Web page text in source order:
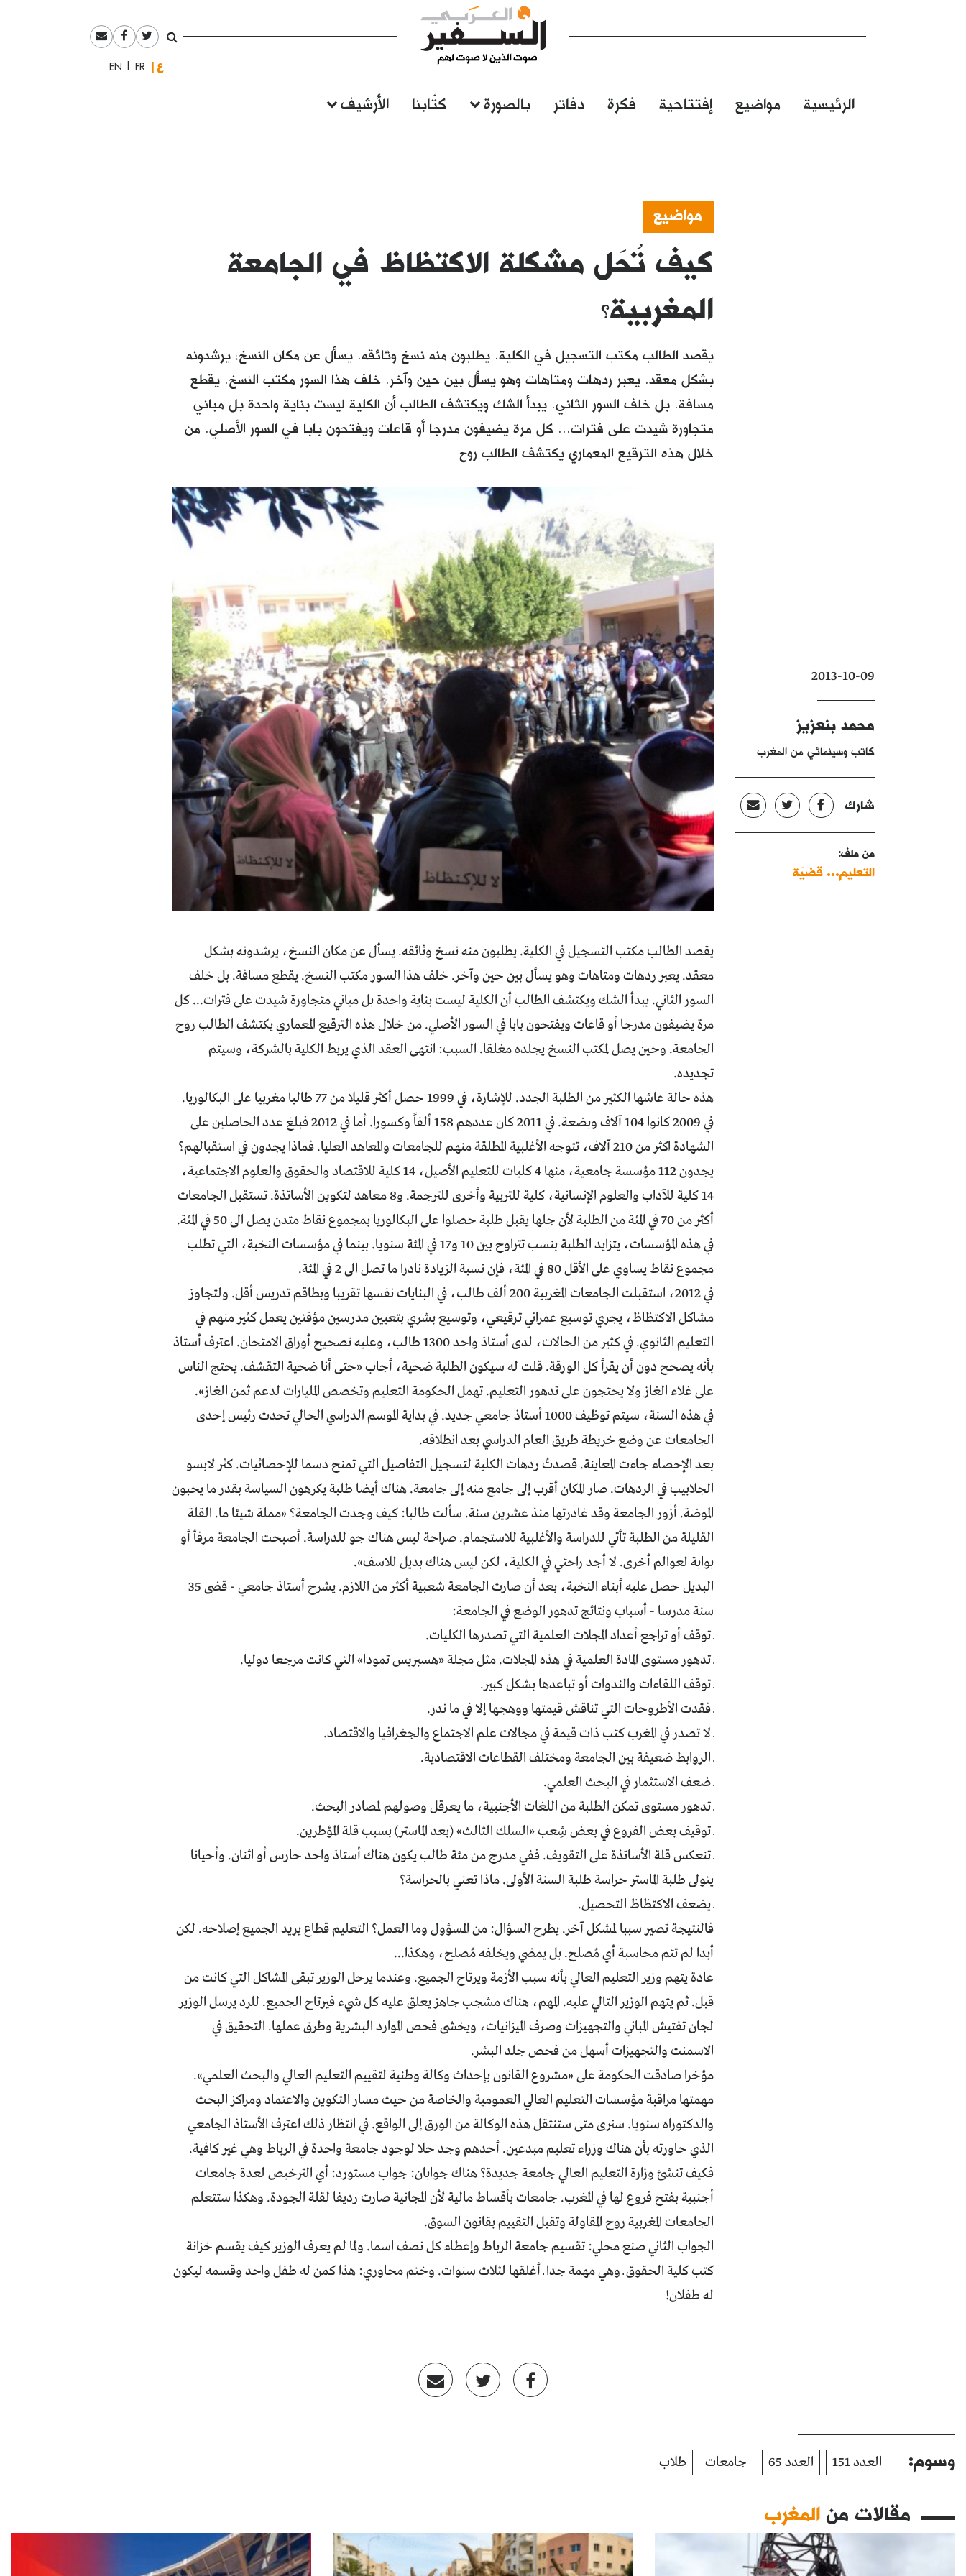
العربيةFrançais
English
الرئيسية مواضيع إفتتاحية فكرة دفاتر بالصورة كتّابنا الأرشيف
مواضيع
كيف تُحَل مشكلة الاكتظاظ في الجامعة
المغربية؟
يقصد الطالب مكتب التسجيل في الكلية. يطلبون منه نسخ وثائقه. يسأل عن مكان النسخ، يرشدونه
بشكل معقد. يعبر ردهات ومتاهات وهو يسأل بين حين وآخر. خلف هذا السور مكتب النسخ. يقطع
مسافة. بل خلف السور الثاني. يبدأ الشك ويكتشف الطالب أن الكلية ليست بناية واحدة بل مباني
متجاورة شيدت على فترات... كل مرة يضيفون مدرجا أو قاعات ويفتحون بابا في السور الأصلي. من
خلال هذه الترقيع المعماري يكتشف الطالب روح
2013-10-09
محمد بنعزيز
كاتب وسينمائي من المغرب
شارك
من ملف:
التعليم... قضيّة
يقصد الطالب مكتب التسجيل في الكلية. يطلبون منه نسخ وثائقه. يسأل عن مكان النسخ، يرشدونه بشكل
معقد. يعبر ردهات ومتاهات وهو يسأل بين حين وآخر. خلف هذا السور مكتب النسخ. يقطع مسافة. بل خلف
السور الثاني. يبدأ الشك ويكتشف الطالب أن الكلية ليست بناية واحدة بل مباني متجاورة شيدت على فترات... كل
مرة يضيفون مدرجا أو قاعات ويفتحون بابا في السور الأصلي. من خلال هذه الترقيع المعماري يكتشف الطالب روح
الجامعة. وحين يصل لمكتب النسخ يجلده مغلقا. السبب: انتهى العقد الذي يربط الكلية بالشركة، وسيتم
تجديده.
هذه حالة عاشها الكثير من الطلبة الجدد. للإشارة، في 1999 حصل أكثر قليلا من 77 طالبا مغربيا على البكالوريا.
في 2009 كانوا 104 آلاف وبضعة. في 2011 كان عددهم 158 ألفاً وكسورا. أما في 2012 فبلغ عدد الحاصلين على
الشهادة اكثر من 210 آلاف، تتوجه الأغلبية المطلقة منهم للجامعات والمعاهد العليا. فماذا يجدون في استقبالهم؟
يجدون 112 مؤسسة جامعية، منها 4 كليات للتعليم الأصيل، 14 كلية للاقتصاد والحقوق والعلوم الاجتماعية،
14 كلية للآداب والعلوم الإنسانية، كلية للتربية وأخرى للترجمة. و8 معاهد لتكوين الأساتذة. تستقبل الجامعات
أكثر من 70 في المئة من الطلبة لأن جلها يقبل طلبة حصلوا على البكالوريا بمجموع نقاط متدن يصل الى 50 في المئة.
في هذه المؤسسات، يتزايد الطلبة بنسب تتراوح بين 10 و17 في المئة سنويا. بينما في مؤسسات النخبة، التي تطلب
مجموع نقاط يساوي على الأقل 80 في المئة، فإن نسبة الزيادة نادرا ما تصل الى 2 في المئة.
في 2012، استقبلت الجامعات المغربية 200 ألف طالب، في البنايات نفسها تقريبا وبطاقم تدريس أقل. ولتجاوز
مشاكل الاكتظاظ، يجري توسيع عمراني ترقيعي، وتوسيع بشري بتعيين مدرسين مؤقتين يعمل كثير منهم في
التعليم الثانوي. في كثير من الحالات، لدى أستاذ واحد 1300 طالب، وعليه تصحيح أوراق الامتحان. اعترف أستاذ
بأنه يصحح دون أن يقرأ كل الورقة. قلت له سيكون الطلبة ضحية، أجاب «حتى أنا ضحية التقشف. يحتج الناس
على غلاء الغاز ولا يحتجون على تدهور التعليم. تهمل الحكومة التعليم وتخصص المليارات لدعم ثمن الغاز».
في هذه السنة، سيتم توظيف 1000 أستاذ جامعي جديد. في بداية الموسم الدراسي الحالي تحدث رئيس إحدى
الجامعات عن وضع خريطة طريق العام الدراسي بعد انطلاقه.
بعد الإحصاء جاءت المعاينة. قصدتُ ردهات الكلية لتسجيل التفاصيل التي تمنح دسما للإحصائيات. كثر لابسو
الجلابيب في الردهات. صار المكان أقرب إلى جامع منه إلى جامعة. هناك أيضا طلبة يكرهون السياسة بقدر ما يحبون
الموضة. أزور الجامعة وقد غادرتها منذ عشرين سنة. سألت طالبا: كيف وجدت الجامعة؟ «مملة شيئا ما. القلة
القليلة من الطلبة تأتي للدراسة والأغلبية للاستجمام. صراحة ليس هناك جو للدراسة. أصبحت الجامعة مرفأ أو
بوابة لعوالم أخرى. لا أجد راحتي في الكلية، لكن ليس هناك بديل للاسف».
البديل حصل عليه أبناء النخبة، بعد أن صارت الجامعة شعبية أكثر من اللازم. يشرح أستاذ جامعي - قضى 35
سنة مدرسا - أسباب ونتائج تدهور الوضع في الجامعة:
ـــ توقف أو تراجع أعداد المجلات العلمية التي تصدرها الكليات.
ـــ تدهور مستوى المادة العلمية في هذه المجلات. مثل مجلة «هسبريس تمودا» التي كانت مرجعا دوليا.
ـــ توقف اللقاءات والندوات أو تباعدها بشكل كبير.
ـــ فقدت الأطروحات التي تناقش قيمتها ووهجها إلا في ما ندر.
ـــ لا تصدر في المغرب كتب ذات قيمة في مجالات علم الاجتماع والجغرافيا والاقتصاد.
ـــ الروابط ضعيفة بين الجامعة ومختلف القطاعات الاقتصادية.
ـــ ضعف الاستثمار في البحث العلمي.
ـــ تدهور مستوى تمكن الطلبة من اللغات الأجنبية، ما يعرقل وصولهم لمصادر البحث.
ـــ توقيف بعض الفروع في بعض شِعب «السلك الثالث» (بعد الماستر) بسبب قلة المؤطرين.
ـــ تنعكس قلة الأساتذة على التقويف. ففي مدرج من مئة طالب يكون هناك أستاذ واحد حارس أو اثنان. وأحيانا
يتولى طلبة الماستر حراسة طلبة السنة الأولى. ماذا تعني بالحراسة؟
ـــ يضعف الاكتظاظ التحصيل.
فالنتيجة تصير سببا لمشكل آخر. يطرح السؤال: من المسؤول وما العمل؟ التعليم قطاع يريد الجميع إصلاحه. لكن
أبدا لم تتم محاسبة أي مُصلح. بل يمضي ويخلفه مُصلح، وهكذا...
عادة يتهم وزير التعليم العالي بأنه سبب الأزمة ويرتاح الجميع. وعندما يرحل الوزير تبقى المشاكل التي كانت من
قبل. ثم يتهم الوزير التالي عليه. المهم، هناك مشجب جاهز يعلق عليه كل شيء فيرتاح الجميع. للرد يرسل الوزير
لجان تفتيش المباني والتجهيزات وصرف الميزانيات، ويخشى فحص الموارد البشرية وطرق عملها. التحقيق في
الاسمنت والتجهيزات أسهل من فحص جلد البشر.
مؤخرا صادقت الحكومة على «مشروع القانون بإحداث وكالة وطنية لتقييم التعليم العالي والبحث العلمي».
مهمتها مراقبة مؤسسات التعليم العالي العمومية والخاصة من حيث مسار التكوين والاعتماد ومراكز البحث
والدكتوراه سنويا. سنرى متى ستنتقل هذه الوكالة من الورق إلى الواقع. في انتظار ذلك اعترف الأستاذ الجامعي
الذي حاورته بأن هناك وزراء تعليم مبدعين. أحدهم وجد حلا لوجود جامعة واحدة في الرباط وهي غير كافية.
فكيف تنشئ وزارة التعليم العالي جامعة جديدة؟ هناك جوابان: جواب مستورد: أي الترخيص لعدة جامعات
أجنبية بفتح فروع لها في المغرب. جامعات بأقساط مالية لأن المجانية صارت رديفا لقلة الجودة. وهكذا ستتعلم
الجامعات المغربية روح المقاولة وتقبل التقييم بقانون السوق.
الجواب الثاني صنع محلي: تقسيم جامعة الرباط وإعطاء كل نصف اسما. ولما لم يعرف الوزير كيف يقسم خزانة
كتب كلية الحقوق ــ وهي مهمة جدا ـــ أغلقها لثلاث سنوات. وختم محاوري: هذا كمن له طفل واحد وقسمه ليكون
له طفلان!
وسوم: العدد 151 العدد 65 جامعات طلاب
مقالات من المغرب